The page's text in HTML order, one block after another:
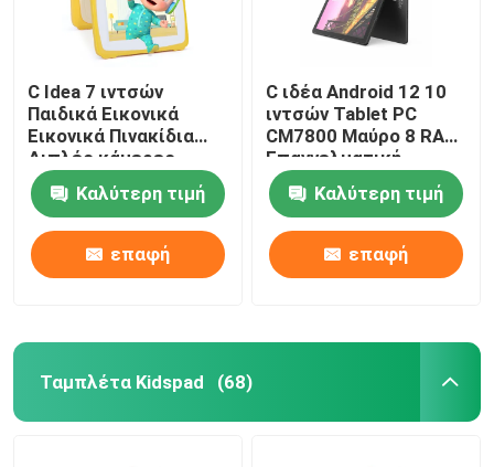
C Idea 7 ιντσών
Παιδικά Εικονικά
Εικονικά Πινακίδια
Διπλές κάμερες
Εικονική οθόνη
υψηλής ευκρίνειας
2+32G Κίτρινο
Καλύτερη τιμή
επαφή
C ιδέα Android 12 10
ιντσών Tablet PC
CM7800 Μαύρο 8 RAM
Επαγγελματική
βαθμίδα ανάγνωσης
Tablet PC με Stylus
CM7800
Καλύτερη τιμή
επαφή
Ταμπλέτα Kidspad (68)